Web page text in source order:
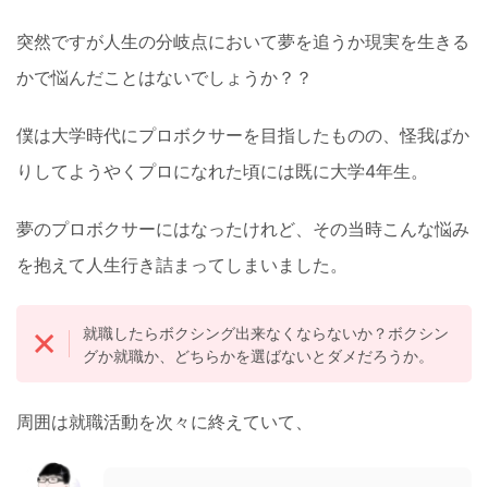
突然ですが人生の分岐点において夢を追うか現実を生きる
かで悩んだことはないでしょうか？？
僕は大学時代にプロボクサーを目指したものの、怪我ばか
りしてようやくプロになれた頃には既に大学4年生。
夢のプロボクサーにはなったけれど、その当時こんな悩み
を抱えて人生行き詰まってしまいました。
就職したらボクシング出来なくならないか？ボクシン
グか就職か、どちらかを選ばないとダメだろうか。
周囲は就職活動を次々に終えていて、